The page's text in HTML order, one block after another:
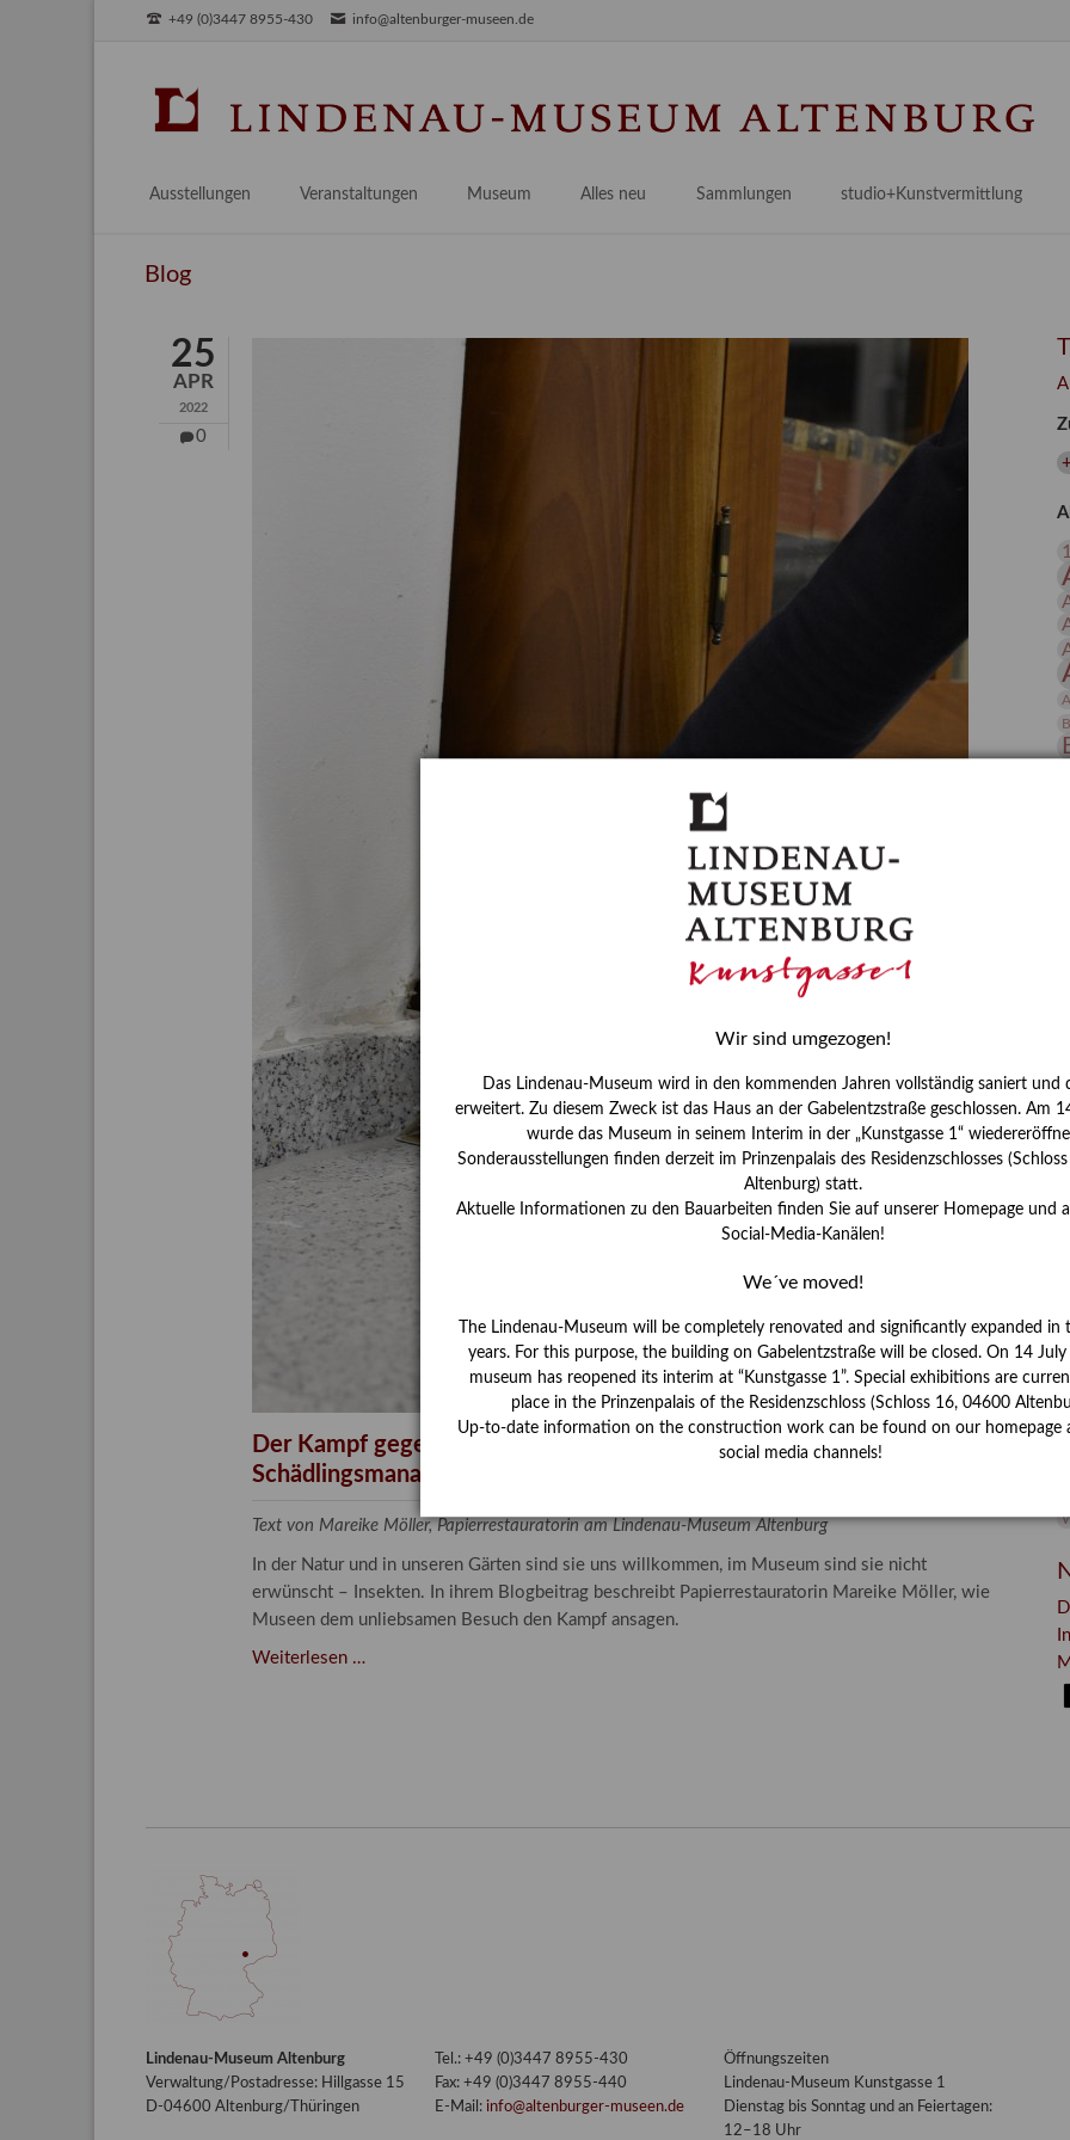
+49 (0)3447 8955-430 info@altenburger-museen.de
Ausstellungen
Aktuell
Veranstaltungen Museum
Digitales
Team
Praktikum / Praxisprojekt
Alles neu
Länderübergreifende kulturtouristische Ziele
Sammlungen
Malerei 17.–19. Jh.
Grafische Sammlung
Restaurierung
Forschung
studio+Kunstvermittlung
Angebote für Kitas
Angebote für Schulen
Blog
25
APR
2022
0
Der Kampf gegen unliebsamen Besuch – Integriertes
Schädlingsmanagement am Lindenau-Museum Altenburg
Text von Mareike Möller, Papierrestauratorin am Lindenau-Museum Altenburg
In der Natur und in unseren Gärten sind sie uns willkommen, im Museum sind sie nicht
erwünscht – Insekten. In ihrem Blogbeitrag beschreibt Papierrestauratorin Mareike Möller, wie
Museen dem unliebsamen Besuch den Kampf ansagen.
Weiterlesen …Der
Lindenau-Museum Altenburg
Verwaltung/Postadresse: Hillgasse 15
D-04600 Altenburg/Thüringen
Tel.: +49 (0)3447 8955-430
Fax: +49 (0)3447 8955-440
E-Mail: info@altenburger-museen.de
Öffnungszeiten
Lindenau-Museum Kunstgasse 1
Dienstag bis Sonntag und an Feiertagen:
12–18 Uhr
Wir sind umgezogen!
Das Lindenau-Museum wird in den kommenden Jahren vollständig saniert und
erweitert. Zu diesem Zweck ist das Haus an der Gabelentzstraße geschlossen. Am
wurde das Museum in seinem Interim in der „Kunstgasse 1“
Sonderausstellungen finden derzeit im Prinzenpalais des Residenzschlosses
Altenburg) statt.
Aktuelle Informationen zu den Bauarbeiten finden Sie auf unserer Homepage und
Social-Media-Kanälen!
We´ve moved!
The Lindenau-Museum will be completely renovated and significantly expanded in
years. For this purpose, the building on Gabelentzstraße will be closed. On 14
museum has reopened its interim at “Kunstgasse 1”. Special exhibitions are
place in the Prinzenpalais of the Residenzschloss (Schloss 16, 04600
Up-to-date information on the construction work can be found on our homepage
social media channels!